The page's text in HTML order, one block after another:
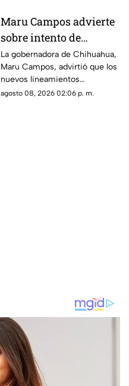
Maru Campos advierte
sobre intento de
censura del Gobierno
Federal bajo la nueva
ley que controla a los
medios
La gobernadora de Chihuahua,
Maru Campos, advirtió que los
nuevos lineamientos
impulsados por el Gobierno
agosto 08, 2026 02:06 p. m.